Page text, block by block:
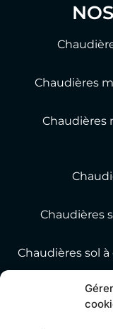
Chaudières
Chaudières
Chaudières
Chaudières sol
MY